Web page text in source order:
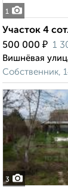
1
Участок 4
500 000 ₽ 1
Вишнёвая
Собственник,
3